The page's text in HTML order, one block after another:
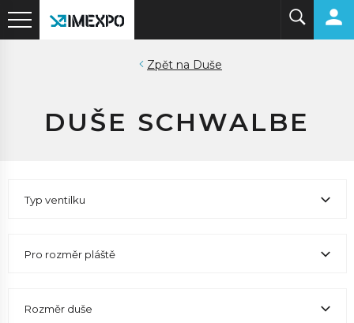
Duše
DUŠE SCHWALBE
Typ ventilku
Pro rozměr pláště
Rozměr duše